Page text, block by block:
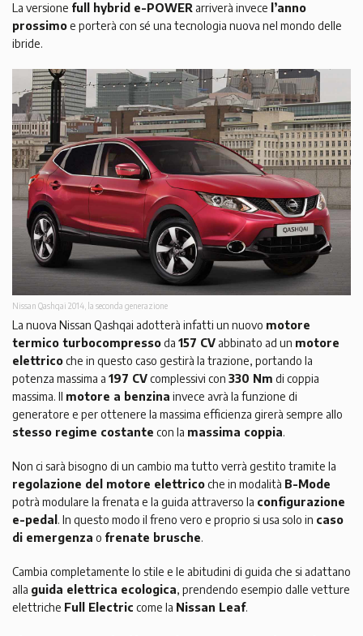
La versione full hybrid e-POWER arriverà invece l’anno
prossimoe porterà con sé una tecnologia nuova nel mondo delle
ibride.
Nissan Qashqai 2014, la seconda generazione
La nuova Nissan Qashqai adotterà infatti un nuovo motore
termico turbocompressoda 157 CV abbinato ad un motore
elettricoche in questo caso gestirà la trazione, portando la
potenza massima a 197 CVcomplessivi con 330 Nm di coppia
massima. Il motore a benzina invece avrà la funzione di
generatore e per ottenere la massima efficienza girerà sempre allo
stesso regime costante con la massima coppia.
Non ci sarà bisogno di un cambio ma tutto verrà gestito tramite la
regolazione del motore elettricoche in modalità B-Mode
potrà modulare la frenata e la guida attraverso la configurazione
e-pedal . In questo modo il freno vero e proprio si usa solo in caso
di emergenza o frenate brusche.
Cambia completamente lo stile e le abitudini di guida che si adattano
alla guida elettrica ecologica, prendendo esempio dalle vetture
elettriche Full Electric come la Nissan Leaf.